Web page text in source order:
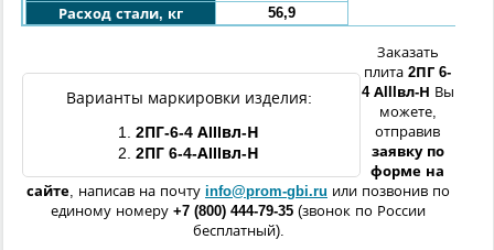
Расход стали, кг
56,9
Варианты маркировки изделия:
1.
2ПГ-6-4 АIIIвл-Н
2. 2ПГ 6-4-АIIIвл-Н
Заказать
плита 2ПГ 6-
4 АIIIвл-Н Вы
можете,
отправив
заявку по
форме на
сайте, написав на почту info@prom-gbi.ru или позвонив по
единому номеру +7 (800) 444-79-35 (звонок по России
бесплатный).